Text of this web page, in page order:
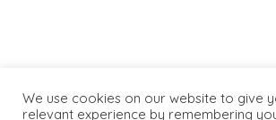
We use cookies on our website to give
relevant experience by remembering